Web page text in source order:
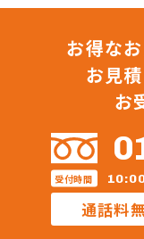
お得な
お見
お
受付時間
通話料